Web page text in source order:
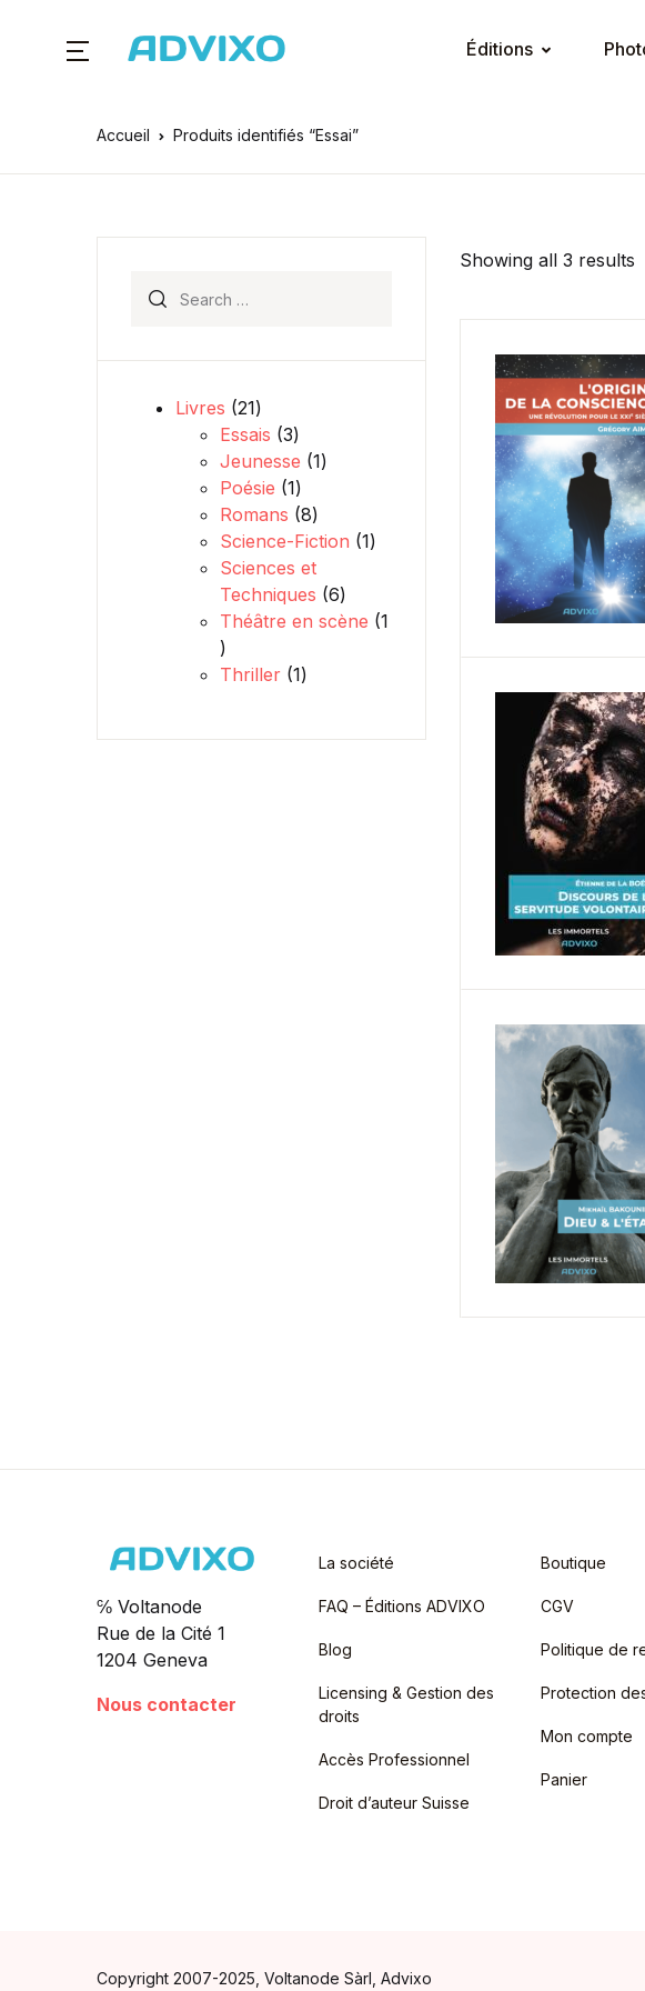
Éditions
Accueil Produits identifiés “Essai”
Showing all 3 results
Livres 2121 produits
Essais 33 produits
Jeunesse 11 produit
Poésie 11 produit
Romans 88 produits
Science-Fiction 11 produit
Sciences et
Techniques 66 produits
Théâtre en scène 1
1 produit
Thriller 11 produit
℅ Voltanode
Rue de la Cité 1
1204 Geneva
Nous contacter
La société
FAQ – Éditions ADVIXO
Blog
Licensing & Gestion des
droits
Accès Professionnel
Droit d’auteur Suisse
Boutique
CGV
Politique de
Protection
Mon compte
Panier
Copyright 2007-2025, Voltanode Sàrl, Advixo